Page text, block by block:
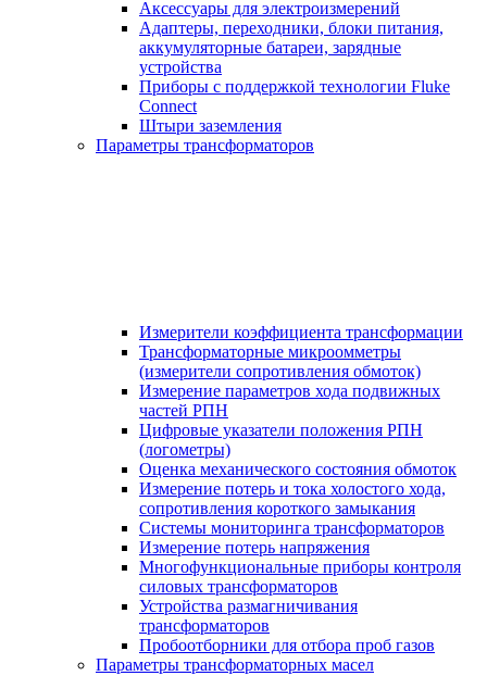
Аксессуары для электроизмерений
Адаптеры, переходники, блоки питания,
аккумуляторные батареи, зарядные
устройства
Приборы с поддержкой технологии Fluke
Connect
Штыри заземления
Параметры трансформаторов
Измерители коэффициента трансформации
Трансформаторные микроомметры
(измерители сопротивления обмоток)
Измерение параметров хода подвижных
частей РПН
Цифровые указатели положения РПН
(логометры)
Оценка механического состояния обмоток
Измерение потерь и тока холостого хода,
сопротивления короткого замыкания
Системы мониторинга трансформаторов
Измерение потерь напряжения
Многофункциональные приборы контроля
силовых трансформаторов
Устройства размагничивания
трансформаторов
Пробоотборники для отбора проб газов
Параметры трансформаторных масел